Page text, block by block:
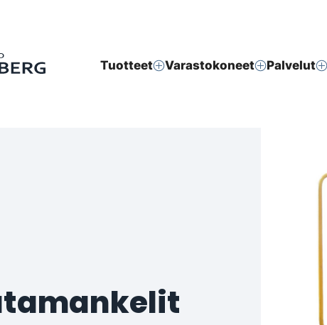
Tuotteet Varastokoneet Palvelut